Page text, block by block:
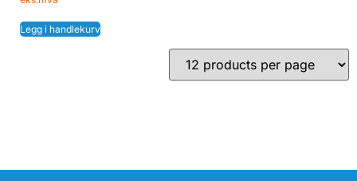
Legg i handlekurv